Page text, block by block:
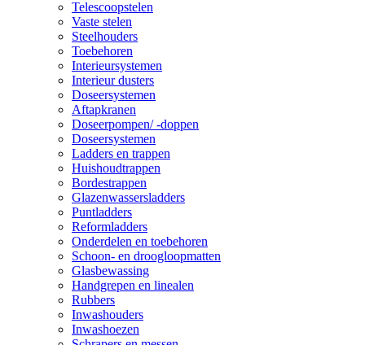
Telescoopstelen
Vaste stelen
Steelhouders
Toebehoren
Interieursystemen
Interieur dusters
Doseersystemen
Aftapkranen
Doseerpompen/ -doppen
Doseersystemen
Ladders en trappen
Huishoudtrappen
Bordestrappen
Glazenwassersladders
Puntladders
Reformladders
Onderdelen en toebehoren
Schoon- en droogloopmatten
Glasbewassing
Handgrepen en linealen
Rubbers
Inwashouders
Inwashoezen